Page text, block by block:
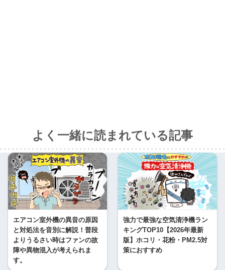
よく一緒に読まれている記事
エアコン室外機の異音の原因
と対処法を音別に解説！普段
よりうるさい時はファンの故
障や異物混入が考えられま
す。
強力で最強な空気清浄機ラン
キングTOP10【2026年最新
版】ホコリ・花粉・PM2.5対
策におすすめ